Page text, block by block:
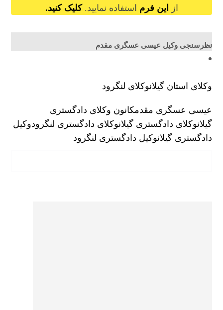
از
این فرم استفاده نمایید. کلیک کنید.
نظرسنجی وکیل عیسی عسگری مقدم
وکلای استان گیلانوکلای لنگرود
عیسی عسگری مقدمکانون وکلای دادگستری
گیلانوکلای دادگستری گیلانوکلای دادگستری لنگرودوکیل
دادگستری گیلانوکیل دادگستری لنگرود